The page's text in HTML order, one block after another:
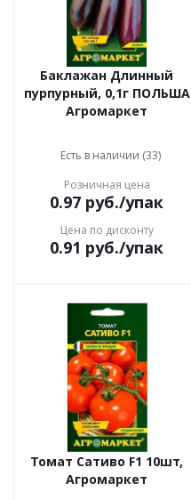
Баклажан Длинный
пурпурный, 0,1г ПОЛЬША
Агромаркет
Есть в наличии (33)
Розничная цена
0.97 руб./упак
Цена по дисконту
0.91 руб./упак
Томат Сативо F1 10шт,
Агромаркет